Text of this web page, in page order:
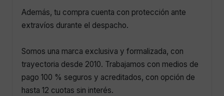
Además, tu compra cuenta con protección ante
extravíos durante el despacho.
Somos una marca exclusiva y formalizada, con
trayectoria desde 2010. Trabajamos con medios de
pago 100 % seguros y acreditados, con opción de
hasta 12 cuotas sin interés.